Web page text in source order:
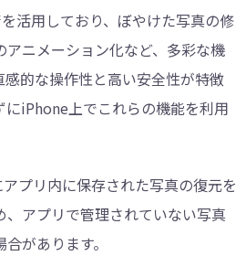
活用しており、ぼやけた写真の修
ニメーション化など、多彩な機
的な操作性と高い安全性が特徴
にiPhone上でこれらの機能を利用
プリ内に保存された写真の復元を
アプリで管理されていない写真
があります。